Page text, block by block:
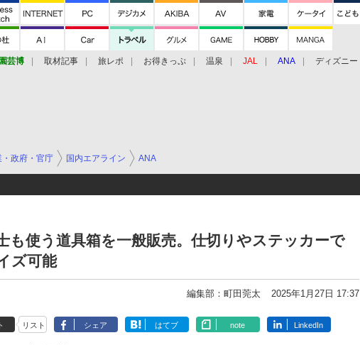
園芸博 取材記事 旅レポ お得きっぷ 温泉 JAL ANA ディズニー
・政府・官庁 国内エアライン ANA
も使う道具箱を一般販売。仕切りやステッカーで
ズ可能
編集部：町田莞太 2025年1月27日 17:37
リスト シェア はてブ note LinkedIn